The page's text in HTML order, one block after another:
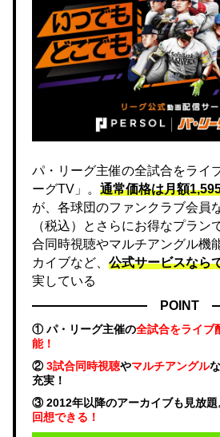
パ・リーグ主催の全試合をライ
ーグTV」。 通常価格は月額
が、各球団のファンクラブ会員
（税込）とさらにお得なプラン
合同時視聴やマルチアングル機
カイブなど、 公式サービスなら
実している
POINT
① パ・リーグ主催の全試合をライブ
能！
②3試合同時視聴やマルチアングル
充実！
③ 2012年以降のアーカイブも見放題
回想できる！